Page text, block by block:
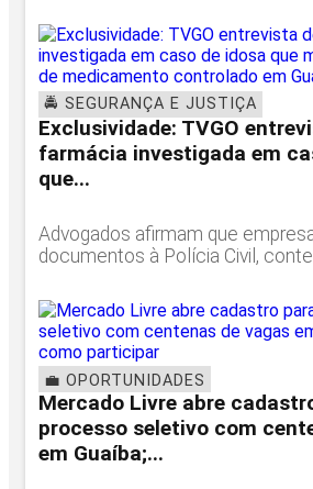
🚔 SEGURANÇA E JUSTIÇA
Exclusividade: TVGO
farmácia investigada em
que...
Advogados afirmam que
documentos à Polícia Civil,
💼 OPORTUNIDADES
Mercado Livre abre
processo seletivo com
em Guaíba;...